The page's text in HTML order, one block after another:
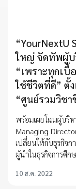
“YourNextU
ใหญ่ จัดทัพผู้บ
“เพราะทุกเบื้
ใช้ชีวิตที่ดี” ตั้
“ศูนย์รวมวิชา
พร้อมเผยโฉมผู้บริ
Managing
เปลี่ยนให้กับธุรกิจ
ผู้นำในธุรกิจการศึ
10 ส.ค. 2022